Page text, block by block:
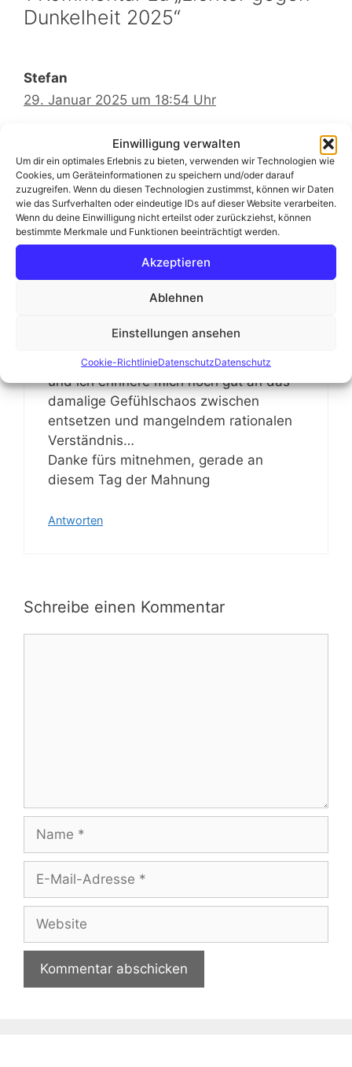
Einwilligung verwalten
Um dir ein optimales Erlebnis zu bieten, verwenden wir Technologien wie
Cookies, um Geräteinformationen zu speichern und/oder darauf
zuzugreifen. Wenn du diesen Technologien zustimmst, können wir Daten
wie das Surfverhalten oder eindeutige IDs auf dieser Website verarbeiten.
Wenn du deine Einwilligung nicht erteilst oder zurückziehst, können
bestimmte Merkmale und Funktionen beeinträchtigt werden.
Akzeptieren
Ablehnen
Einstellungen ansehen
Cookie-RichtlinieDatenschutzDatenschutz
Dunkelheit 2025“
Stefan
29. Januar 2025 um 18:54 Uhr
Hallo Matthias,
die Bilder lösen eine Mischung aus
positiven -aufgrund der schönen
Lichtstimmung und optisch
ansprechenden Bilder- und negativen
Gefühlen aus. Du hast deine Gefühle ja
schön eingeordnet und auch mit etwas
über 10 Jahren weniger „auf dem
Schulzeit, lange haben wir in Geschichte
und Politik über die Zeit gesprochen
und ich erinnere mich noch gut an das
damalige Gefühlschaos zwischen
entsetzen und mangelndem rationalen
Verständnis…
Danke fürs mitnehmen, gerade an
diesem Tag der Mahnung
Antworten
Schreibe einen Kommentar
Name
Adresse
Website